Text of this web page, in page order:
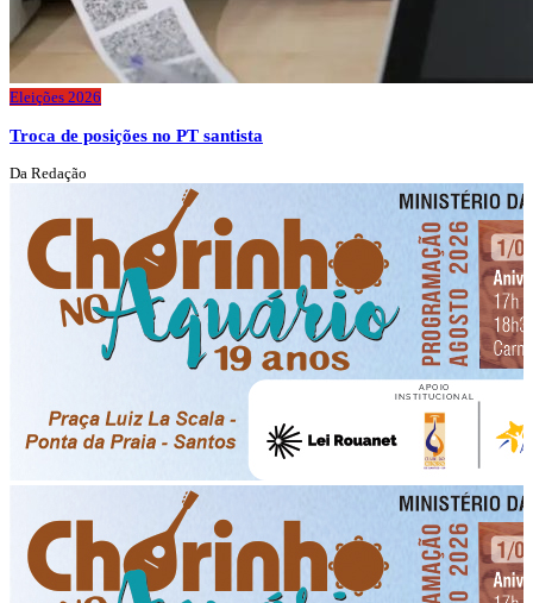
Eleições 2026
Troca de posições no PT santista
Da Redação